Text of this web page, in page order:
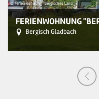
© Ferienwohnung "Bergisches Land"
FERIENWOHNUNG
Bergisch Gladbach